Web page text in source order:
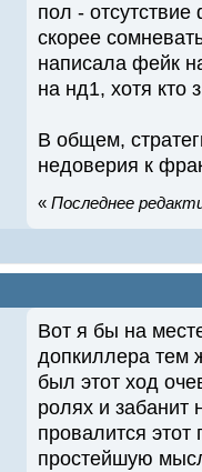
пол -
скорее
написала фейк
на нд1, хотя кто
В общем,
недоверия к
« Последнее
Вот я бы на
допкиллера тем
был этот ход
ролях и забанит
провалится
простейшую